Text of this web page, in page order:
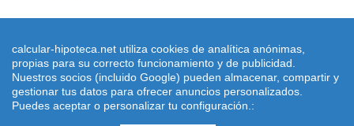
Simuladores de Préstamos ® 2026 calcular-hipoteca.netHome |
Calcular letra de hipoteca|Revisar hipoteca|Condiciones de uso
calcular-hipoteca.net utiliza cookies de analítica anónimas,
propias para su correcto funcionamiento y de publicidad.
Nuestros socios (incluido Google) pueden almacenar, compartir y
gestionar tus datos para ofrecer anuncios personalizados.
Puedes aceptar o personalizar tu configuración.: